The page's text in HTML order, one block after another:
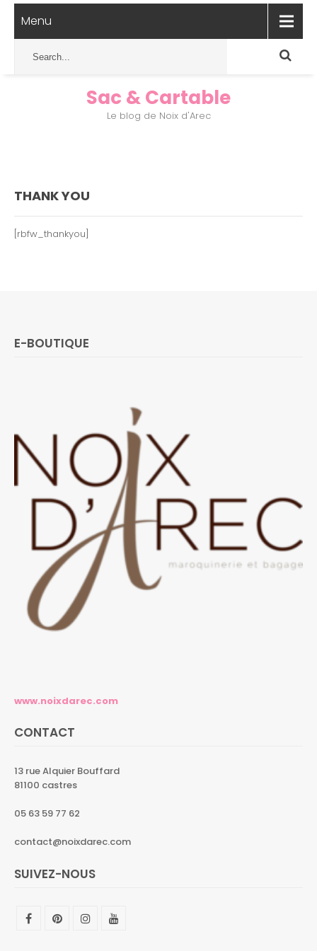
Menu
Sac & Cartable
Le blog de Noix d'Arec
THANK YOU
[rbfw_thankyou]
E-BOUTIQUE
www.noixdarec.com
CONTACT
13 rue Alquier Bouffard
81100 castres
05 63 59 77 62
contact@noixdarec.com
SUIVEZ-NOUS